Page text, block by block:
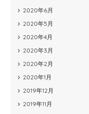
2020年6月
2020年5月
2020年4月
2020年3月
2020年2月
2020年1月
2019年12月
2019年11月